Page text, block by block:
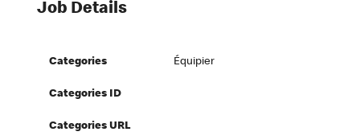
Job Details
Categories Équipier
Categories ID
Categories URL